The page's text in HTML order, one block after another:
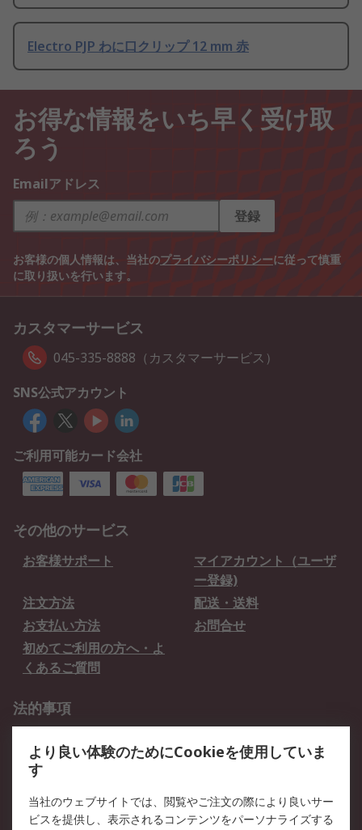
Electro PJP わに口クリップ 12 mm 赤
お得な情報をいち早く受け取
ろう
Emailアドレス
登録
お客様の個人情報は、当社のプライバシーポリシーに従って慎重
に取り扱いを行います。
カスタマーサービス
045-335-8888（カスタマーサービス）
SNS公式アカウント
ご利用可能カード会社
その他のサービス
お客様サポート
マイアカウント（ユーザ
ー登録)
注文方法
配送・送料
お支払い方法
お問合せ
初めてご利用の方へ・よ
くあるご質問
法的事項
クッキーポリシー
RSについて
より良い体験のためにCookieを使用していま
す
当社のウェブサイトでは、閲覧やご注文の際により良いサー
ビスを提供し、表示されるコンテンツをパーソナライズする